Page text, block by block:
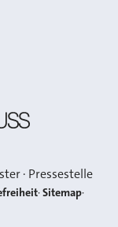
· Pressestelle
Sitemap